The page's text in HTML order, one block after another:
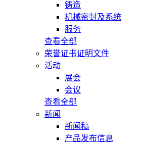
铸造
机械密封及系统
服务
查看全部
荣誉证书证明文件
活动
展会
会议
查看全部
新闻
新闻稿
产品发布信息